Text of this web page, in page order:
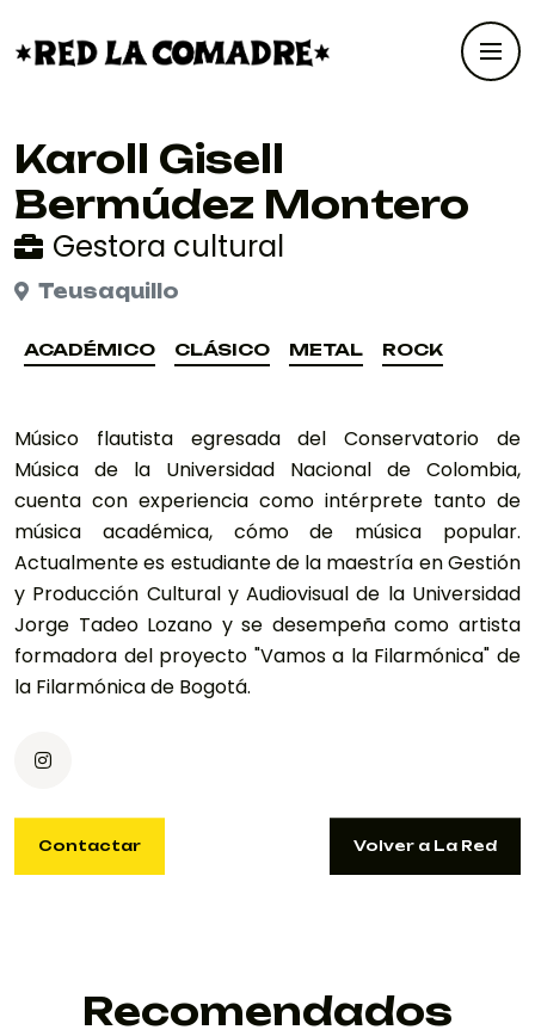
Karoll Gisell
Bermúdez Montero
Gestora cultural
Teusaquillo
ACADÉMICO
ACADÉMICO
CLÁSICO
CLÁSICO
METAL
METAL
ROCK
ROCK
Músico flautista egresada del Conservatorio de
Música de la Universidad Nacional de Colombia,
cuenta con experiencia como intérprete tanto de
música académica, cómo de música popular.
Actualmente es estudiante de la maestría en Gestión
y Producción Cultural y Audiovisual de la Universidad
Jorge Tadeo Lozano y se desempeña como artista
formadora del proyecto "Vamos a la Filarmónica" de
la Filarmónica de Bogotá.
Contactar
Volver a La Red
Recomendados